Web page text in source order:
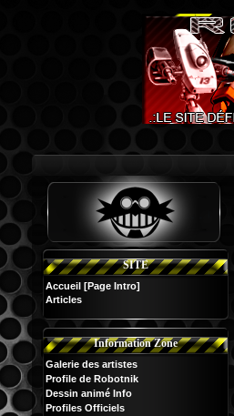
SITE
Accueil [Page Intro]
Articles
Information Zone
Galerie des artistes
Profile de Robotnik
Dessin animé Info
Profiles Officiels